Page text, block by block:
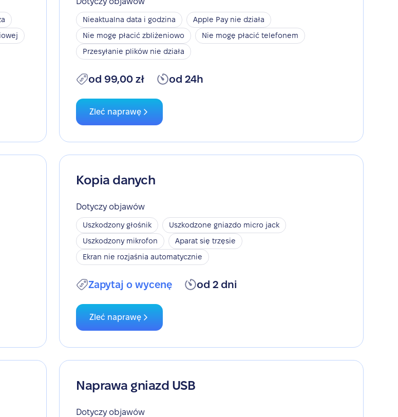
Nieaktualna data i godzina
Apple Pay nie działa
Nie mogę płacić zbliżeniowo
Nie mogę płacić telefonem
Przesyłanie plików nie działa
od 99,00 zł od 24h
Zleć naprawę
Kopia danych
Dotyczy objawów
Uszkodzony głośnik
Uszkodzone gniazdo micro jack
Uszkodzony mikrofon
Aparat się trzęsie
Ekran nie rozjaśnia automatycznie
Zapytaj o wycenę od 2 dni
Zleć naprawę
Naprawa gniazd USB
Dotyczy objawów